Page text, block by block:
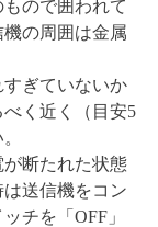
ので囲われて
の周囲は金属
ぎていないか
く近く（目安5
断たれた状態
送信機をコン
チを「OFF」